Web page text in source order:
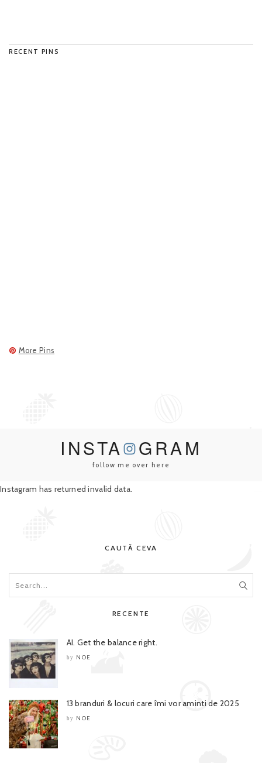
RECENT PINS
More Pins
INSTA GRAM
follow me over here
Instagram has returned invalid data.
CAUTĂ CEVA
RECENTE
AI. Get the balance right.
by NOE
13 branduri & locuri care îmi vor aminti de 2025
by NOE